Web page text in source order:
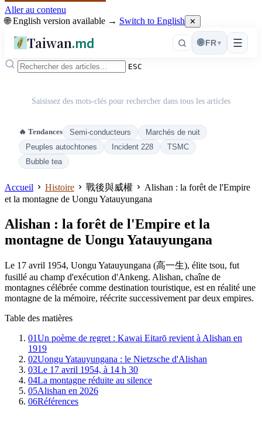
Aller au contenu
🌐 English version available → Switch to English ✕
Taiwan.md ☰
🌐 FR ▾
ESC
Saisissez des mots-clés pour rechercher dans tous les articles
🔥 Tendances Semi-conducteurs
Marchés de nuit
Peuples autochtones
Incident 228
TSMC
Bubble tea
Accueil Histoire 戰後與威權
Alishan : la forêt de l'Empire
et la montagne de Uongu Yatauyungana
Alishan : la forêt de l'Empire et la
montagne de Uongu Yatauyungana
Le 17 avril 1954, Uongu Yatauyungana (高一生), élite tsou, fut
fusillé au champ d'exécution d'Ankeng. Alishan, chaîne de
montagnes célébrée comme destination touristique, est en réalité une
montagne de la mémoire, réécrite successivement par deux empires.
Table des matières
01Un poème de regret : Kawai Eitarō revient à Alishan en
1919
02Uongu Yatauyungana : le Nietzsche d'Alishan
03Le 17 avril 1954, à 14 h 30
04La montagne réduite au silence
05Alishan en 2026
06Références